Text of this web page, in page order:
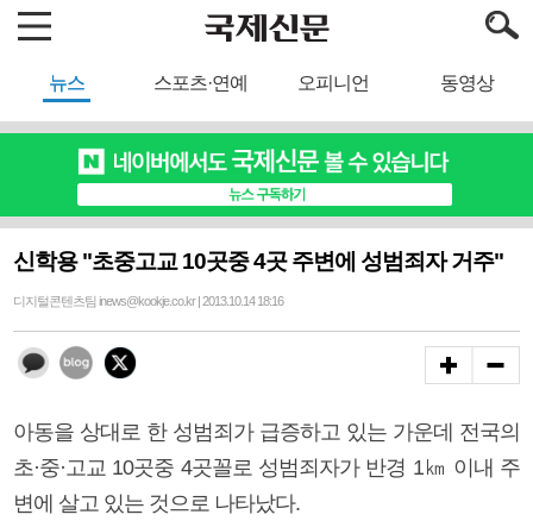
뉴스 스포츠·연예 오피니언 동영상
신학용 "초중고교 10곳중 4곳 주변에 성범죄자 거주"
디지털콘텐츠팀 inews@kookje.co.kr | 2013.10.14 18:16
아동을 상대로 한 성범죄가 급증하고 있는 가운데 전국의
초·중·고교 10곳중 4곳꼴로 성범죄자가 반경 1㎞ 이내 주
변에 살고 있는 것으로 나타났다.